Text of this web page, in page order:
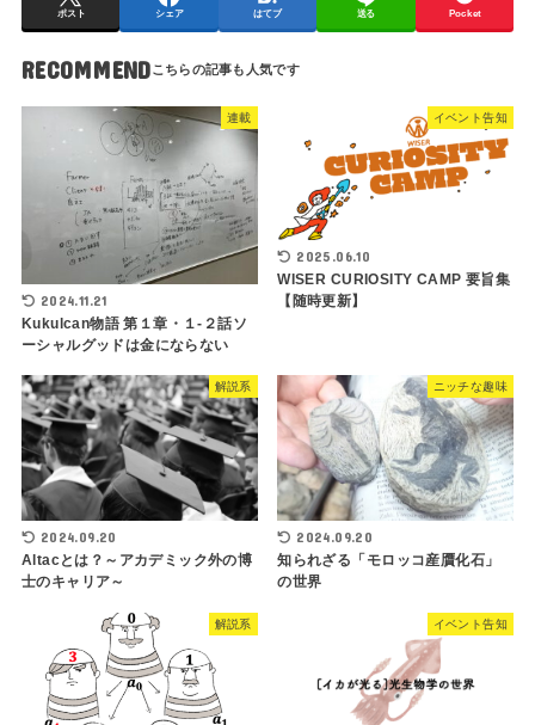
ポスト シェア はてブ 送る Pocket
RECOMMEND
連載
2024.11.21
Kukulcan物語 第１章・１-２話ソ
ーシャルグッドは金にならない
イベント告知
2025.06.10
WISER CURIOSITY CAMP 要旨集
【随時更新】
解説系
2024.09.20
Altacとは？～アカデミック外の博
士のキャリア～
ニッチな趣味
2024.09.20
知られざる「モロッコ産贋化石」
の世界
解説系 イベント告知